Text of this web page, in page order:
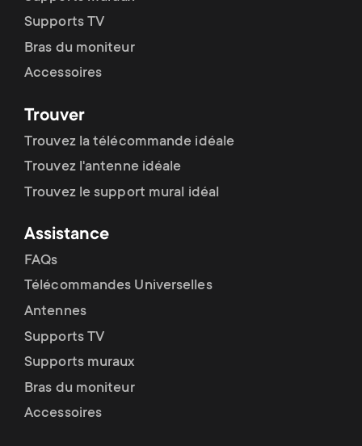
Supports TV
Bras du moniteur
Accessoires
Trouver
Trouvez la télécommande idéale
Trouvez l'antenne idéale
Trouvez le support mural idéal
Assistance
FAQs
Télécommandes Universelles
Antennes
Supports TV
Supports muraux
Bras du moniteur
Accessoires